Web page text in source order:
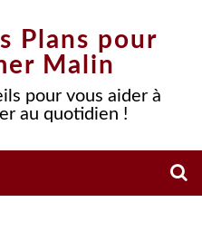
Plans pour
Malin
pour vous aider à
au quotidien !